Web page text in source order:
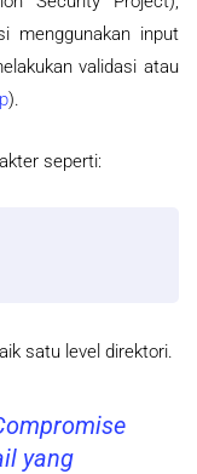
menggunakan input
validasi atau
).
seperti:
satu level direktori.
yang